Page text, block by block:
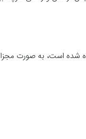
شده است، به صورت مجزا